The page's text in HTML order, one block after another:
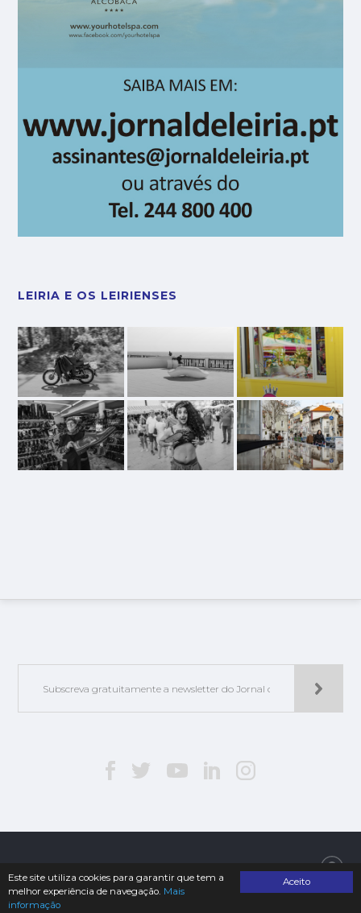
Aceito
Este site utiliza cookies para garantir que tem a
melhor experiência de navegação. Mais
informação
LEIRIA E OS LEIRIENSES